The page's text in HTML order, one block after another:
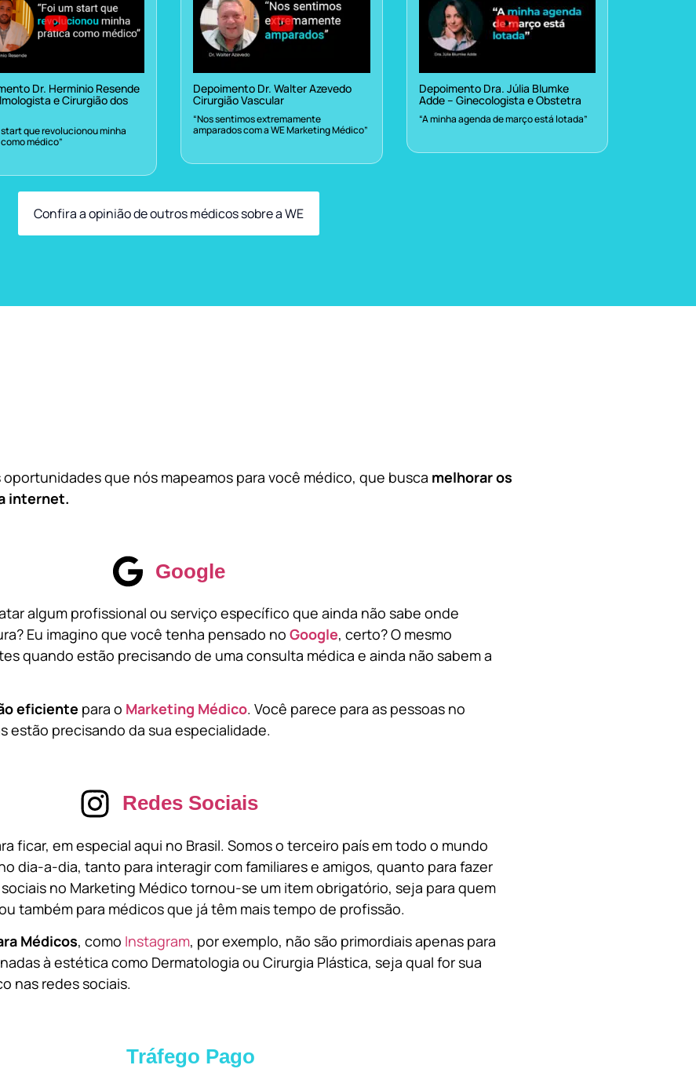
Dr. Herminio Resende
e Cirurgião dos
start que revolucionou minha
médico”
Depoimento Dr. Walter Azevedo
Cirurgião Vascular
“Nos sentimos extremamente
amparados com a WE Marketing Médico”
Depoimento Dra. Júlia Blumke
Adde – Ginecologista e Obstetra
“A minha agenda de março está lotada”
Confira a opinião de outros médicos sobre a WE
que nós mapeamos para você médico, que busca melhorar os
internet.
Google
algum profissional ou serviço específico que ainda não sabe onde
Eu imagino que você tenha pensado no Google, certo? O mesmo
quando estão precisando de uma consulta médica e ainda não sabem a
eficiente para o Marketing Médico. Você parece para as pessoas no
estão precisando da sua especialidade.
Redes Sociais
ficar, em especial aqui no Brasil. Somos o terceiro país em todo o mundo
dia-a-dia, tanto para interagir com familiares e amigos, quanto para fazer
no Marketing Médico tornou-se um item obrigatório, seja para quem
também para médicos que já têm mais tempo de profissão.
Médicos, como Instagram, por exemplo, não são primordiais apenas para
à estética como Dermatologia ou Cirurgia Plástica, seja qual for sua
nas redes sociais.
Tráfego Pago